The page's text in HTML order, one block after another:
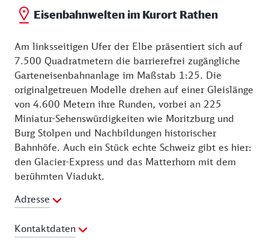
Eisenbahnwelten im Kurort Rathen
Am linksseitigen Ufer der Elbe präsentiert sich auf
7.500 Quadratmetern die barrierefrei zugängliche
Garteneisenbahnanlage im Maßstab 1:25. Die
originalgetreuen Modelle drehen auf einer Gleislänge
von 4.600 Metern ihre Runden, vorbei an 225
Miniatur-Sehenswürdigkeiten wie Moritzburg und
Burg Stolpen und Nachbildungen historischer
Bahnhöfe. Auch ein Stück echte Schweiz gibt es hier:
den Glacier-Express und das Matterhorn mit dem
berühmten Viadukt.
Adresse
Kontaktdaten